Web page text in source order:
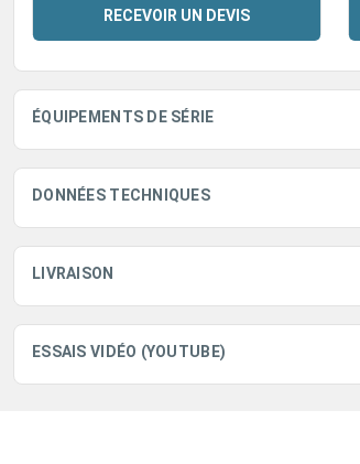
RECEVOIR UN DEVIS
ÉQUIPEMENTS DE SÉRIE
DONNÉES TECHNIQUES
LIVRAISON
ESSAIS VIDÉO (YOUTUBE)